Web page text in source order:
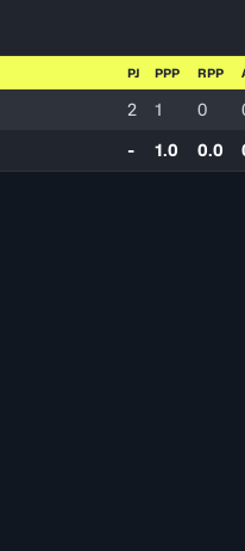
PJ PPP RPP
2 1 0
- 1.0 0.0